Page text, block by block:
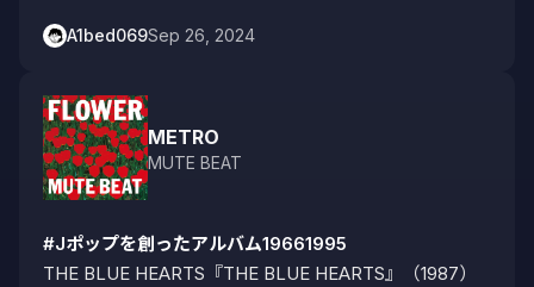
A1bed069Sep 26, 2024
METRO
MUTE BEAT
#Jポップを創ったアルバム19661995
THE BLUE HEARTS『THE BLUE HEARTS』（1987）